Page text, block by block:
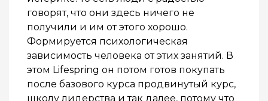
говорят, что они здесь ничего не
получили и им от этого хорошо.
Формируется психологическая
зависимость человека от этих занятий. В
этом Lifespring он потом готов покупать
после базового курса продвинутый курс,
школу лидерства и так далее, потому что